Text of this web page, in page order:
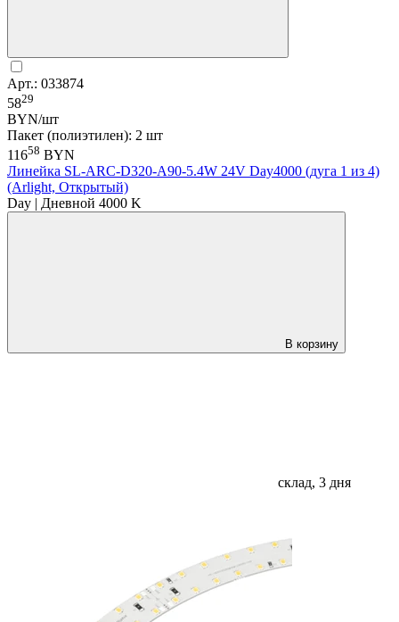
Арт.: 033874
5829
BYN/шт
Пакет (полиэтилен): 2 шт
11658 BYN
Линейка SL-ARC-D320-A90-5.4W 24V Day4000 (дуга 1 из 4)
(Arlight, Открытый)
Day | Дневной 4000 K
В корзину
склад, 3 дня